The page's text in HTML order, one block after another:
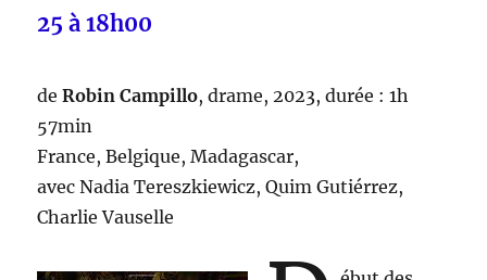
25 à 18h00
deRobin Campillo, drame, 2023, durée : 1h
57min
France, Belgique, Madagascar,
avec Nadia Tereszkiewicz, Quim Gutiérrez,
Charlie Vauselle